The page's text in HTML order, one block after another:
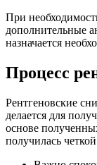
При
дополнительные
назначается
Процесс
Рентгеновские
делается для
основе
получилась